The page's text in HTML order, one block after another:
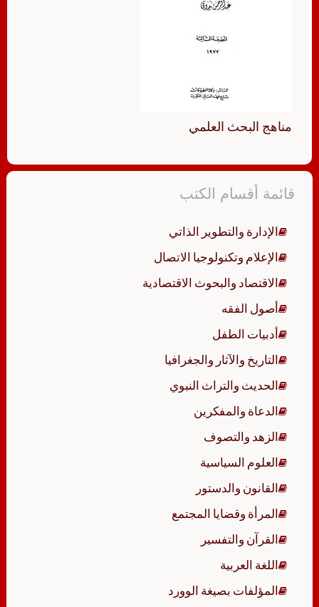
مناهج البحث العلمي
قائمة أقسام الكتب
الإدارة والتطوير الذاتي
الإعلام وتكنولوجيا الاتصال
الاقتصاد والبحوث الاقتصادية
أصول الفقه
أدبيات الطفل
التاريخ والآثار والجغرافيا
الحديث والتراث النبوي
الدعاة والمفكرين
الزهد والتصوف
العلوم السياسية
القانون والدستور
المرأة وقضايا المجتمع
القرآن والتفسير
اللغة العربية
المؤلفات بصيغة الوورد